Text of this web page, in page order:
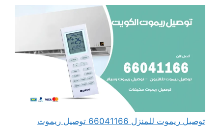
توصيل ريموت للمنزل 66041166 توصيل ريموت